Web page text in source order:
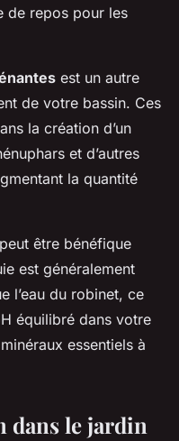
de repos pour les
est un autre
de votre bassin. Ces
la création d’un
et d’autres
la quantité
peut être bénéfique
est généralement
l’eau du robinet, ce
équilibré dans votre
essentiels à
dans le jardin